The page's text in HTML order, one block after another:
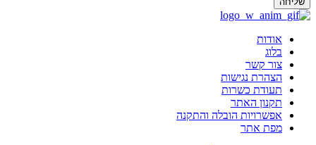
אודות
בלוג
צור קשר
הצהרת נגישות
תעודת כשרות
תקנון האתר
אפשרויות הובלה והתקנה
מפת אתר